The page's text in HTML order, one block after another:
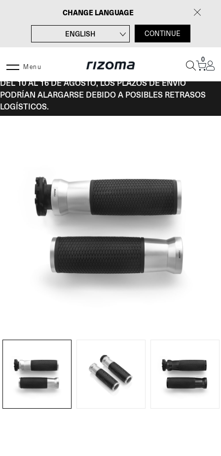
contenido
CHANGE LANGUAGE
ENGLISH
DEUTSCH
ITALIANO
CONTINUE
Menu
0
DEL 10 AL 16 DE AGOSTO, LOS PLAZOS DE ENVÍO
PODRÍAN ALARGARSE DEBIDO A POSIBLES RETRASOS
LOGÍSTICOS.